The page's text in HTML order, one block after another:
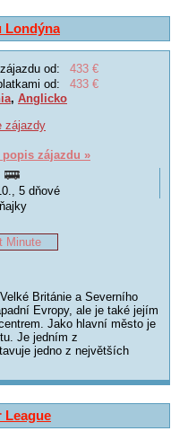
Londýna
od:
433 €
od:
433 €
, Anglicko
zájazdy
zájazdu »
5 dňové
Minute
Británie a Severního
Evropy, ale je také jejím
Jako hlavní město je
Je jedním z
jedno z největších
League